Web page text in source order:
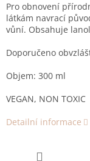
Pro obnovení
látkám navrací
vůní. Obsahuje
Doporučeno
Objem: 300 ml
VEGAN, NON TOXIC
Detailní informace